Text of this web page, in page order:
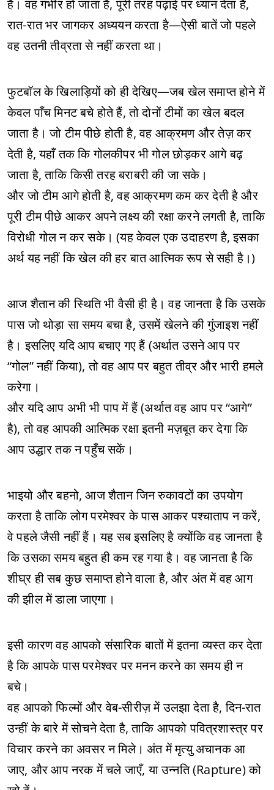
है। वह गंभीर हो जाता है, पूरी तरह पढ़ाई पर ध्यान देता है,
रात-रात भर जागकर अध्ययन करता है—ऐसी बातें जो पहले
वह उतनी तीव्रता से नहीं करता था।
फुटबॉल के खिलाड़ियों को ही देखिए—जब खेल समाप्त होने में
केवल पाँच मिनट बचे होते हैं, तो दोनों टीमों का खेल बदल
जाता है। जो टीम पीछे होती है, वह आक्रमण और तेज़ कर
देती है, यहाँ तक कि गोलकीपर भी गोल छोड़कर आगे बढ़
जाता है, ताकि किसी तरह बराबरी की जा सके।
और जो टीम आगे होती है, वह आक्रमण कम कर देती है और
पूरी टीम पीछे आकर अपने लक्ष्य की रक्षा करने लगती है, ताकि
विरोधी गोल न कर सके। (यह केवल एक उदाहरण है, इसका
अर्थ यह नहीं कि खेल की हर बात आत्मिक रूप से सही है।)
आज शैतान की स्थिति भी वैसी ही है। वह जानता है कि उसके
पास जो थोड़ा सा समय बचा है, उसमें खेलने की गुंजाइश नहीं
है। इसलिए यदि आप बचाए गए हैं (अर्थात उसने आप पर
“गोल” नहीं किया), तो वह आप पर बहुत तीव्र और भारी हमले
करेगा।
और यदि आप अभी भी पाप में हैं (अर्थात वह आप पर “आगे”
है), तो वह आपकी आत्मिक रक्षा इतनी मज़बूत कर देगा कि
आप उद्धार तक न पहुँच सकें।
भाइयो और बहनो, आज शैतान जिन रुकावटों का उपयोग
करता है ताकि लोग परमेश्वर के पास आकर पश्चाताप न करें,
वे पहले जैसी नहीं हैं। यह सब इसलिए है क्योंकि वह जानता है
कि उसका समय बहुत ही कम रह गया है। वह जानता है कि
शीघ्र ही सब कुछ समाप्त होने वाला है, और अंत में वह आग
की झील में डाला जाएगा।
इसी कारण वह आपको संसारिक बातों में इतना व्यस्त कर देता
है कि आपके पास परमेश्वर पर मनन करने का समय ही न
बचे।
वह आपको फिल्मों और वेब-सीरीज़ में उलझा देता है, दिन-रात
उन्हीं के बारे में सोचने देता है, ताकि आपको पवित्रशास्त्र पर
विचार करने का अवसर न मिले। अंत में मृत्यु अचानक आ
जाए, और आप नरक में चले जाएँ, या उन्नति (Rapture) को